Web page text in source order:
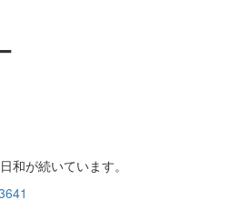
和が続いています。